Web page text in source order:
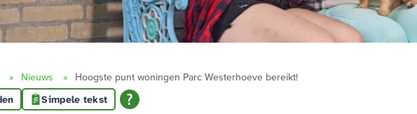
Nieuws Hoogste punt woningen Parc Westerhoeve bereikt!
Simpele tekst